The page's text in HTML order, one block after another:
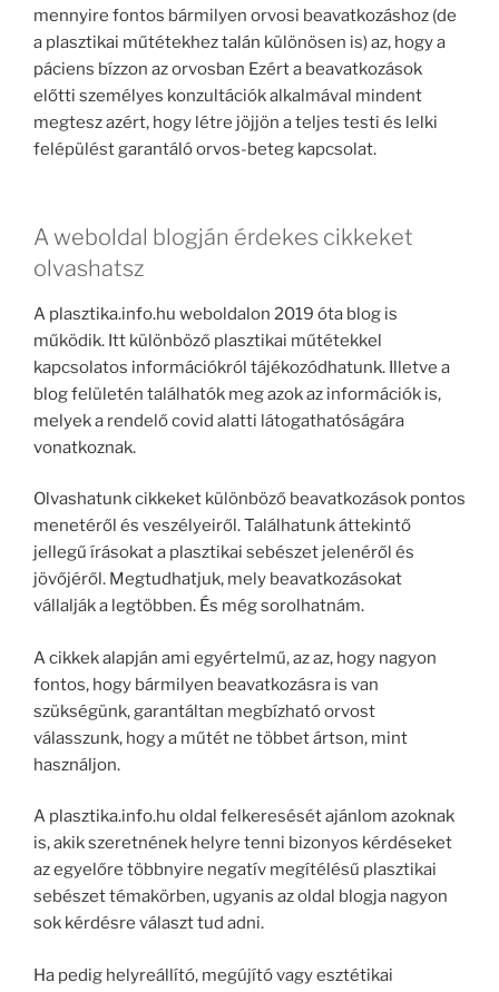
mennyire fontos bármilyen orvosi beavatkozáshoz (de
a plasztikai műtétekhez talán különösen is) az, hogy a
páciens bízzon az orvosban Ezért a beavatkozások
előtti személyes konzultációk alkalmával mindent
megtesz azért, hogy létre jöjjön a teljes testi és lelki
felépülést garantáló orvos-beteg kapcsolat.
A weboldal blogján érdekes cikkeket
olvashatsz
A plasztika.info.hu weboldalon 2019 óta blog is
működik. Itt különböző plasztikai műtétekkel
kapcsolatos információkról tájékozódhatunk. Illetve a
blog felületén találhatók meg azok az információk is,
melyek a rendelő covid alatti látogathatóságára
vonatkoznak.
Olvashatunk cikkeket különböző beavatkozások pontos
menetéről és veszélyeiről. Találhatunk áttekintő
jellegű írásokat a plasztikai sebészet jelenéről és
jövőjéről. Megtudhatjuk, mely beavatkozásokat
vállalják a legtöbben. És még sorolhatnám.
A cikkek alapján ami egyértelmű, az az, hogy nagyon
fontos, hogy bármilyen beavatkozásra is van
szükségünk, garantáltan megbízható orvost
válasszunk, hogy a műtét ne többet ártson, mint
használjon.
A plasztika.info.hu oldal felkeresését ajánlom azoknak
is, akik szeretnének helyre tenni bizonyos kérdéseket
az egyelőre többnyire negatív megítélésű plasztikai
sebészet témakörben, ugyanis az oldal blogja nagyon
sok kérdésre választ tud adni.
Ha pedig helyreállító, megújító vagy esztétikai